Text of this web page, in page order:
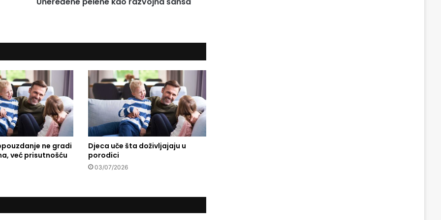
n
k
a
o
r
a
z
o
j
n
n
ne gradi
već prisutnošću
Djeca uče šta doživljajaju u
porodici
03/07/2026